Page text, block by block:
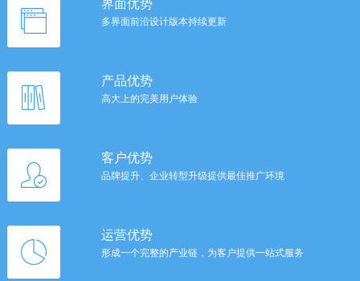
界面优势
多界面前沿设计版本持续更新
产品优势
高大上的完美用户体验
客户优势
品牌提升、企业转型升级提供最佳推广环境
运营优势
形成一个完整的产业链，为客户提供一站式服务